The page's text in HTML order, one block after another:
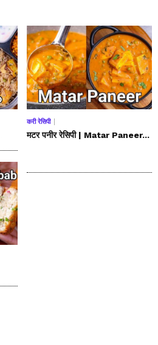
करी रेसिपी
मटर पनीर रेसिपी | Matar Paneer...